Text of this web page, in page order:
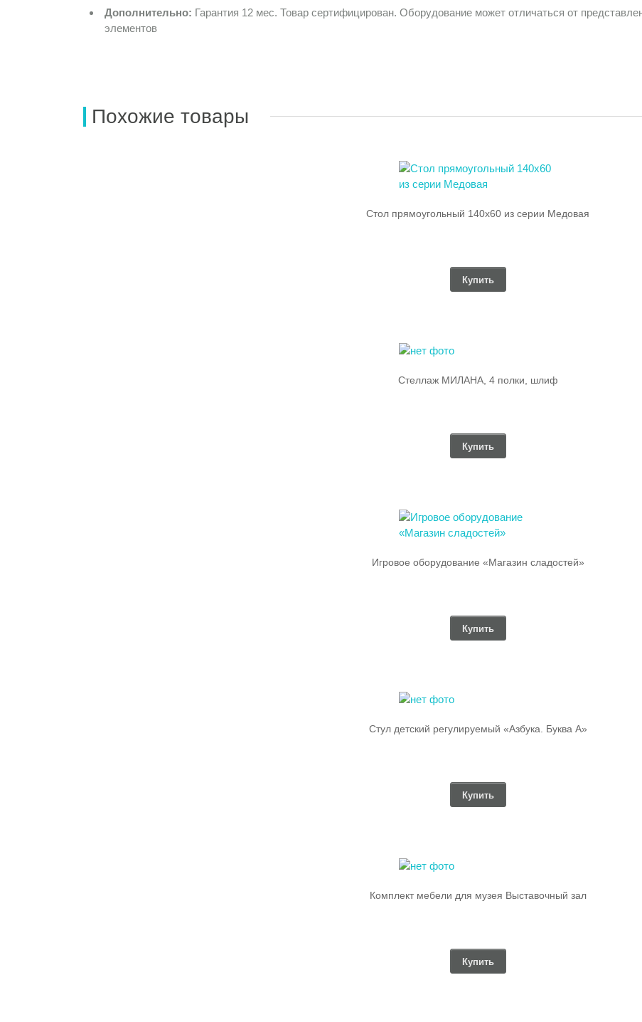
Дополнительно: Гарантия 12 мес. Товар сертифицирован. Оборудование может отличаться от
элементов
Похожие товары
Стол прямоугольный 140х60 из серии Медовая
Купить
Стеллаж МИЛАНА, 4 полки, шлиф
Купить
Игровое оборудование «Магазин сладостей»
Купить
Стул детский регулируемый «Азбука. Буква А»
Купить
Комплект мебели для музея Выставочный зал
Купить